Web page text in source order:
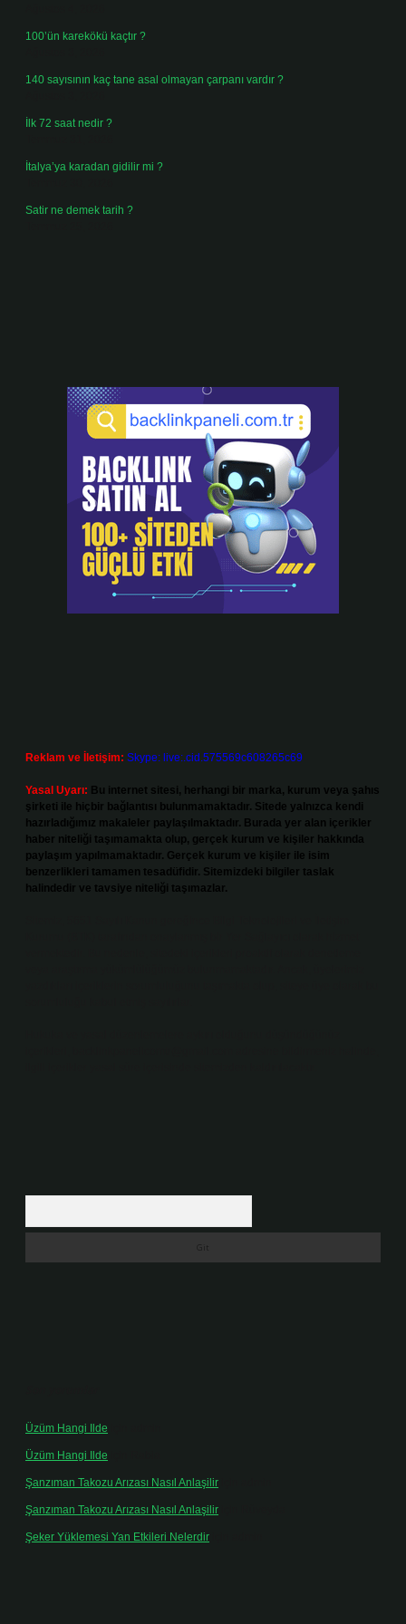
100’ün karekökü kaçtır ?
140 sayısının kaç tane asal olmayan çarpanı vardır ?
İlk 72 saat nedir ?
İtalya’ya karadan gidilir mi ?
Satir ne demek tarih ?
Reklam ve İletişim: Skype: live:.cid.575569c608265c69
Yasal Uyarı: Bu internet sitesi, herhangi bir marka, kurum veya şahıs
şirketi ile hiçbir bağlantısı bulunmamaktadır. Sitede yalnızca kendi
hazırladığımız makaleler paylaşılmaktadır. Burada yer alan içerikler
haber niteliği taşımamakta olup, gerçek kurum ve kişiler hakkında
paylaşım yapılmamaktadır. Gerçek kurum ve kişiler ile isim
benzerlikleri tamamen tesadüfidir. Sitemizdeki bilgiler taslak
halindedir ve tavsiye niteliği taşımazlar.
Üzüm Hangi Ilde
Üzüm Hangi Ilde
Şanzıman Takozu Arızası Nasıl Anlaşilir
Şanzıman Takozu Arızası Nasıl Anlaşilir
Şeker Yüklemesi Yan Etkileri Nelerdir